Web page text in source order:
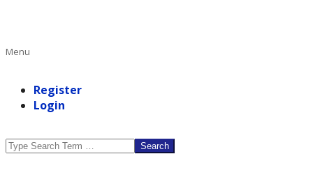
Primary
Menu
Register
Login
Search